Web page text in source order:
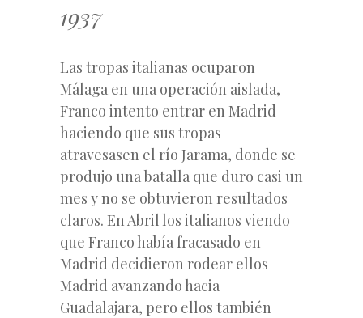
1937
Las tropas italianas ocuparon
Málaga en una operación aislada,
Franco intento entrar en Madrid
haciendo que sus tropas
atravesasen el río Jarama, donde se
produjo una batalla que duro casi un
mes y no se obtuvieron resultados
claros. En Abril los italianos viendo
que Franco había fracasado en
Madrid decidieron rodear ellos
Madrid avanzando hacia
Guadalajara, pero ellos también